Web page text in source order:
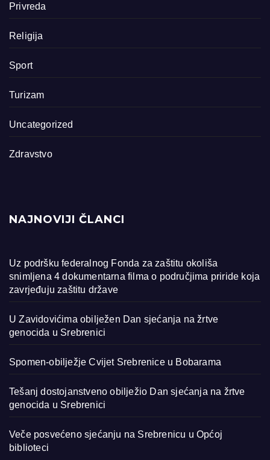
Privreda
Religija
Sport
Turizam
Uncategorized
Zdravstvo
NAJNOVIJI ČLANCI
Uz podršku federalnog Fonda za zaštitu okoliša
snimljena 4 dokumentarna filma o područjima priride koja
zavrjeđuju zaštitu države
U Zavidovićima obilježen Dan sjećanja na žrtve
genocida u Srebrenici
Spomen-obilježje Cvijet Srebrenice u Bobarama
Tešanj dostojanstveno obilježio Dan sjećanja na žrtve
genocida u Srebrenici
Veče posvećeno sjećanju na Srebrenicu u Općoj
biblioteci